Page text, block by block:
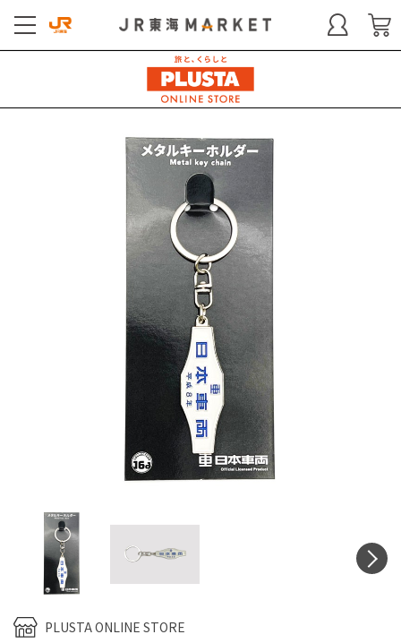
PLUSTA ONLINE STORE